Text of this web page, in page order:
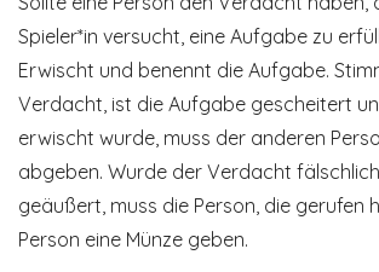
Spieler*in versucht, eine Aufgabe zu
Erwischt und benennt die Aufgabe.
Verdacht, ist die Aufgabe gescheitert
erwischt wurde, muss der anderen
abgeben. Wurde der Verdacht
geäußert, muss die Person, die gerufen
Person eine Münze geben.